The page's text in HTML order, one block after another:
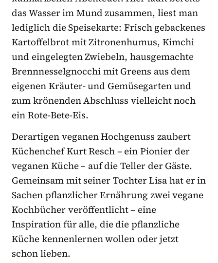
das Wasser im Mund zusammen, liest man
lediglich die Speisekarte: Frisch gebackenes
Kartoffelbrot mit Zitronenhumus, Kimchi
und eingelegten Zwiebeln, hausgemachte
Brennnesselgnocchi mit Greens aus dem
eigenen Kräuter- und Gemüsegarten und
zum krönenden Abschluss vielleicht noch
ein Rote-Bete-Eis.
Derartigen veganen Hochgenuss zaubert
Küchenchef Kurt Resch – ein Pionier der
veganen Küche – auf die Teller der Gäste.
Gemeinsam mit seiner Tochter Lisa hat er in
Sachen pflanzlicher Ernährung zwei vegane
Kochbücher veröffentlicht – eine
Inspiration für alle, die die pflanzliche
Küche kennenlernen wollen oder jetzt
schon lieben.